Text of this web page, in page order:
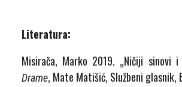
Literatura:
Misirača, Marko 2019. „Ničiji sinovi i
Drame, Mate Matišić, Službeni glasnik,